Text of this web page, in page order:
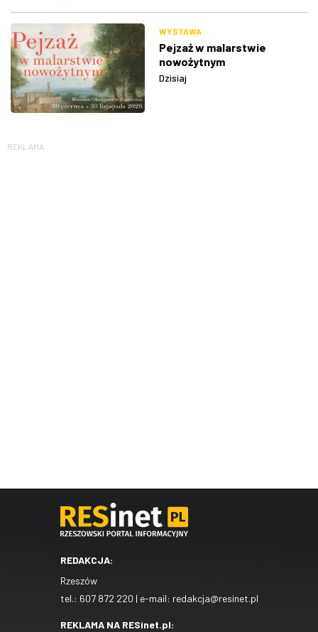
WYSTAWA
Pejzaż w malarstwie
nowożytnym
Dzisiaj
REKLAMA
REDAKCJA:
Rzeszów
tel.: 607 872 220 | e-mail: redakcja@resinet.pl
REKLAMA NA RESinet.pl: